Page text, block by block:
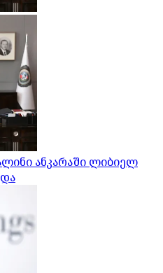
ანკარაში ლიბიელ